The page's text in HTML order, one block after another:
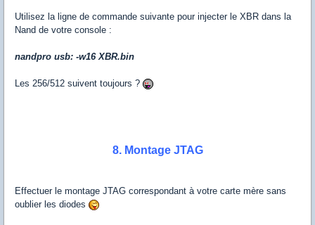
Utilisez la ligne de commande suivante pour injecter le XBR dans la
Nand de votre console :
nandpro usb: -w16 XBR.bin
Les 256/512 suivent toujours ?
8. Montage JTAG
Effectuer le montage JTAG correspondant à votre carte mère sans
oublier les diodes